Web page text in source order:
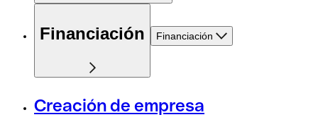
Financiación Financiación
Creación de empresa